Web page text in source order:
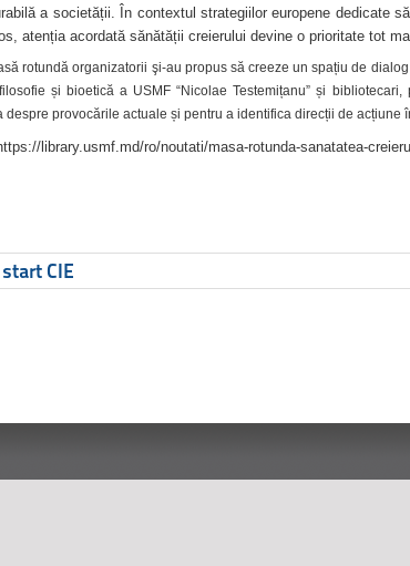
a societății. În contextul strategiilor europene dedicate
atenția acordată sănătății creierului devine o prioritate tot
rotundă organizatorii şi-au propus să creeze un spațiu de
și bioetică a USMF “Nicolae Testemițanu” și
despre provocările actuale și pentru a identifica direcții de
library.usmf.md/ro/noutati/masa-rotunda-sanatatea-
CIE